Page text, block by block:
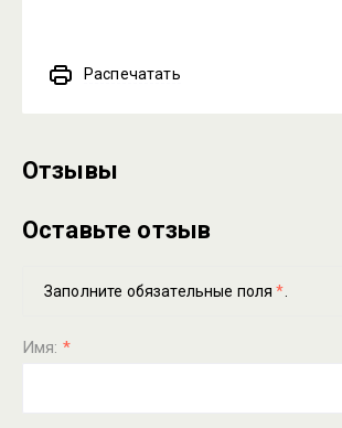
Распечатать
Отзывы
Оставьте отзыв
Заполните обязательные поля*
Имя: *